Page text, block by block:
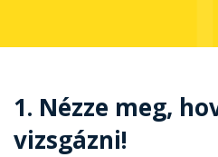
1. Nézze meg,
vizsgázni!